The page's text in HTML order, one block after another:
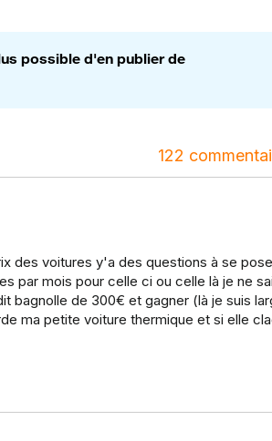
possible d'en publier de